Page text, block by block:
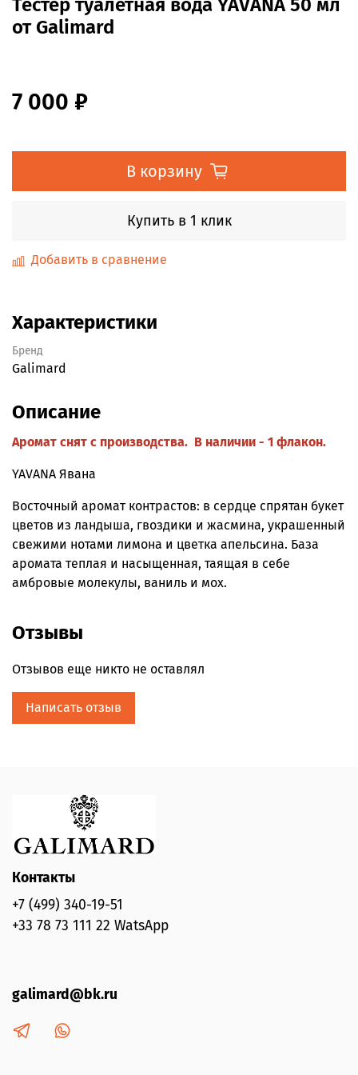
Тестер туалетная вода YAVANA 50 мл
от Galimard
7 000 ₽
В корзину
Купить в 1 клик
Добавить в сравнение
Характеристики
Бренд
Galimard
Описание
Аромат снят с производства. В наличии - 1 флакон.
YAVANA Явана
Восточный аромат контрастов: в сердце спрятан букет
цветов из ландыша, гвоздики и жасмина, украшенный
свежими нотами лимона и цветка апельсина. База
аромата теплая и насыщенная, таящая в себе
амбровые молекулы, ваниль и мох.
Отзывы
Отзывов еще никто не оставлял
Написать отзыв
Контакты
+7 (499) 340-19-51
+33 78 73 111 22 WatsApp
galimard@bk.ru